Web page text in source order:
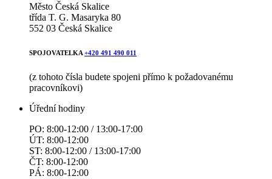
Město Česká Skalice
třída T. G. Masaryka 80
552 03 Česká Skalice
SPOJOVATELKA +420 491 490 011
(z tohoto čísla budete spojeni přímo k požadovanému
pracovníkovi)
Úřední hodiny
PO: 8:00-12:00 / 13:00-17:00
ÚT: 8:00-12:00
ST: 8:00-12:00 / 13:00-17:00
ČT: 8:00-12:00
PÁ: 8:00-12:00